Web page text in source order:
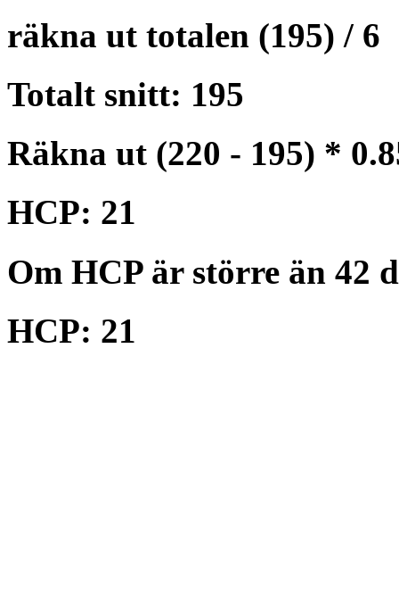
räkna ut totalen (195) / 6
Totalt snitt: 195
Räkna ut (220 - 195) *
HCP: 21
Om HCP är större än 42
HCP: 21